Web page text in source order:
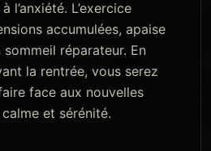
l’anxiété. L’exercice
accumulées, apaise
réparateur. En
la rentrée, vous serez
face aux nouvelles
et sérénité.